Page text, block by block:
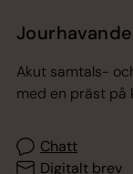
Akut samtals-
med en präst på
Chatt
Digitalt brev